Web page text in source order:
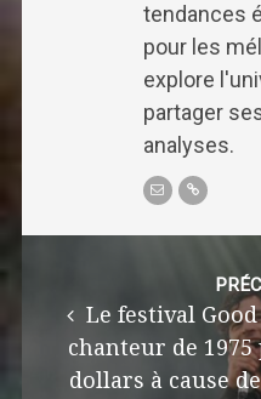
tendances
pour les
explore
partager
analyses.
Le festival
chanteur de
dollars à cause